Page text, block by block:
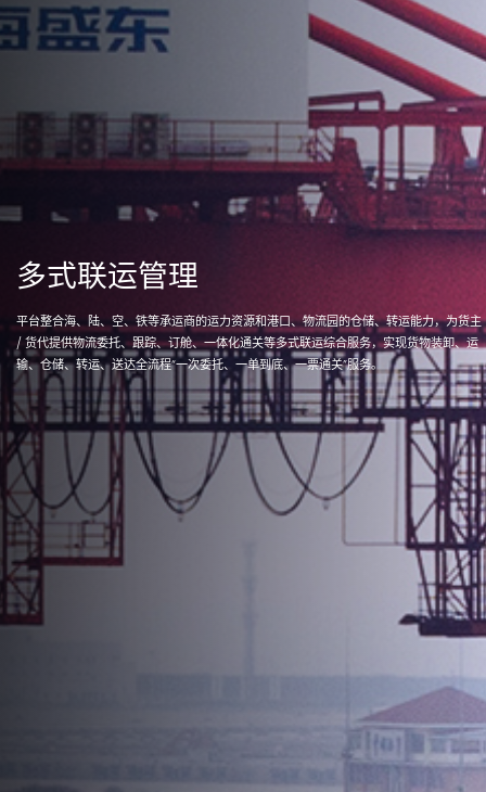
多式联运管理
平台整合海、陆、空、铁等承运商的运力资源和港口、物流园的仓储、转运能力，为货主
/ 货代提供物流委托、跟踪、订舱、一体化通关等多式联运综合服务，实现货物装卸、运
输、仓储、转运、送达全流程“一次委托、一单到底、一票通关”服务。